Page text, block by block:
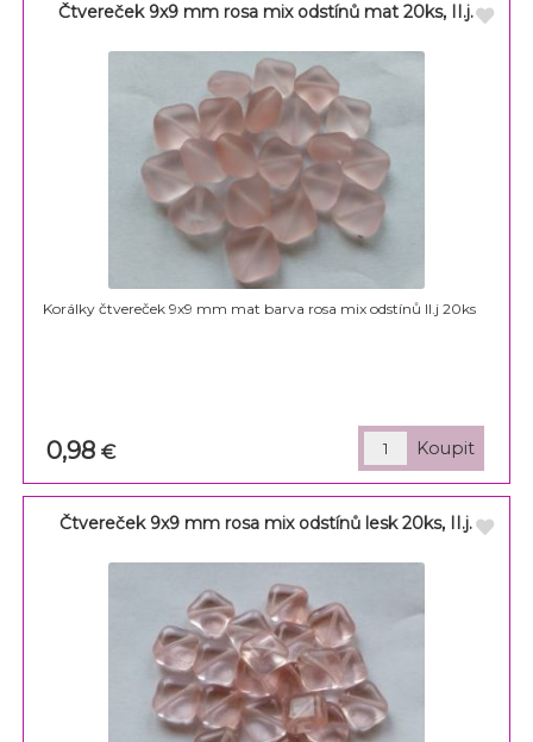
Čtvereček 9x9 mm rosa mix odstínů mat 20ks, II.j.
Korálky čtvereček 9x9 mm mat barva rosa mix odstínů II.j 20ks
0,98€
Čtvereček 9x9 mm rosa mix odstínů lesk 20ks, II.j.